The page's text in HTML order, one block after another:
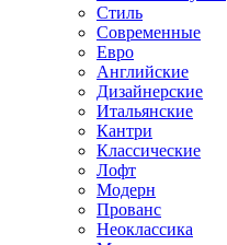
Стиль
Современные
Евро
Английские
Дизайнерские
Итальянские
Кантри
Классические
Лофт
Модерн
Прованс
Неоклассика